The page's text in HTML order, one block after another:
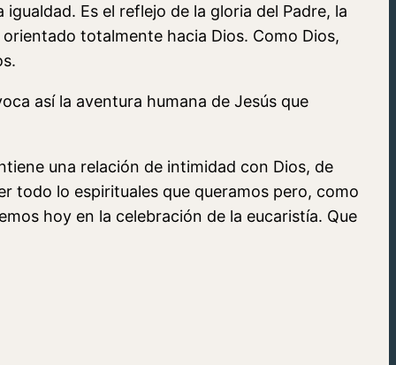
Es el reflejo de la gloria del Padre, la
orientado totalmente hacia Dios. Como Dios,
así la aventura humana de Jesús que
una relación de intimidad con Dios, de
todo lo espirituales que queramos pero, como
hoy en la celebración de la eucaristía. Que